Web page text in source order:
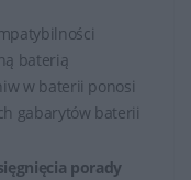
baterią
w baterii ponosi
gabarytów baterii
porady